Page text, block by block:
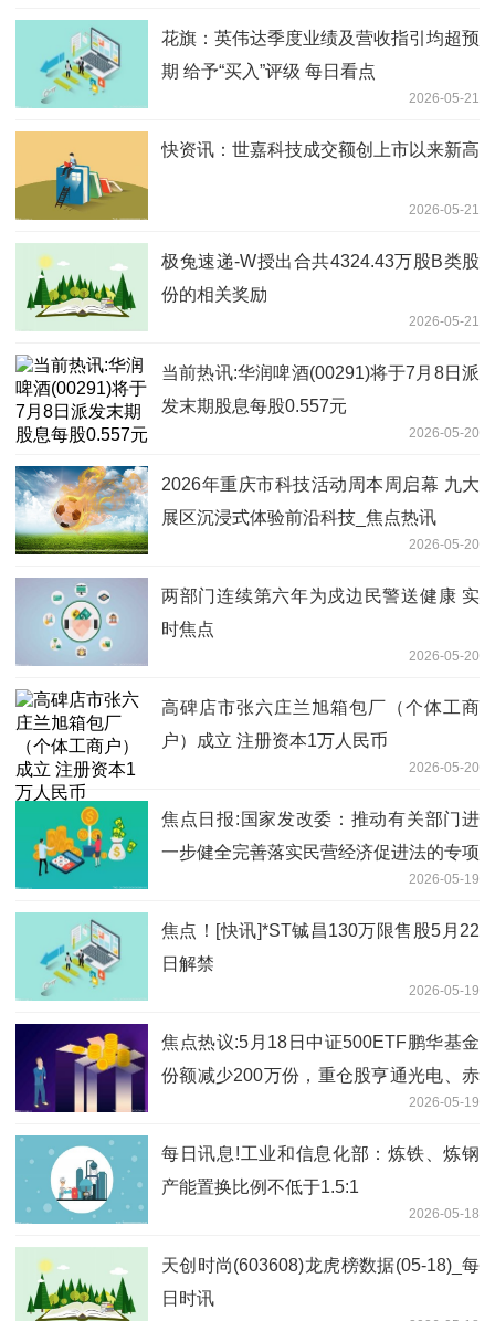
花旗：英伟达季度业绩及营收指引均超预
期 给予“买入”评级 每日看点
2026-05-21
快资讯：世嘉科技成交额创上市以来新高
2026-05-21
极兔速递-W授出合共4324.43万股B类股
份的相关奖励
2026-05-21
当前热讯:华润啤酒(00291)将于7月8日派
发末期股息每股0.557元
2026-05-20
2026年重庆市科技活动周本周启幕 九大
展区沉浸式体验前沿科技_焦点热讯
2026-05-20
两部门连续第六年为戍边民警送健康 实
时焦点
2026-05-20
高碑店市张六庄兰旭箱包厂（个体工商
户）成立 注册资本1万人民币
2026-05-20
焦点日报:国家发改委：推动有关部门进
一步健全完善落实民营经济促进法的专项
2026-05-19
焦点！[快讯]*ST铖昌130万限售股5月22
日解禁
2026-05-19
焦点热议:5月18日中证500ETF鹏华基金
份额减少200万份，重仓股亨通光电、赤
2026-05-19
每日讯息!工业和信息化部：炼铁、炼钢
产能置换比例不低于1.5:1
2026-05-18
天创时尚(603608)龙虎榜数据(05-18)_每
日时讯